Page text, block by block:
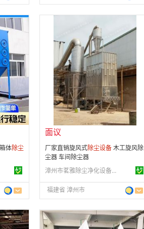
体除尘
面议
会员注册：
第 8 年
经营模式：生产制造
成立日期：2016-12-20
供应产品：25 条
面议
厂家直销旋风式除尘设备木工旋风除
尘器 车间除尘器
漳州市茗雅除尘净化设备有限公司
福建省 漳州市